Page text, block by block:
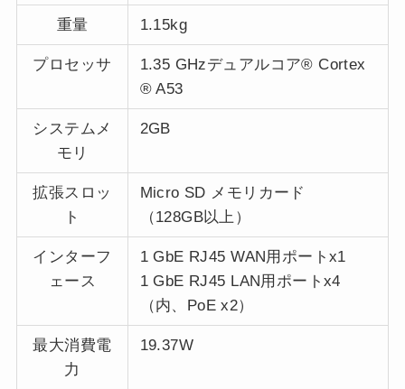
重量 1.15kg
プロセッサ
1.35 GHzデュアルコア® Cortex
® A53
システムメ
モリ
2GB
拡張スロッ
ト
Micro SD メモリカード
（128GB以上）
インターフ
ェース
1 GbE RJ45 WAN用ポートx1
1 GbE RJ45 LAN用ポートx4
（内、PoE x2）
最大消費電
力
19.37W